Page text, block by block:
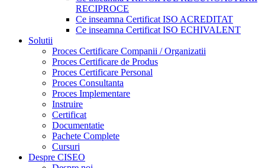
RECIPROCE
Ce inseamna Certificat ISO ACREDITAT
Ce inseamna Certificat ISO ECHIVALENT
Solutii
Proces Certificare Companii / Organizatii
Proces Certificare de Produs
Proces Certificare Personal
Proces Consultanta
Proces Implementare
Instruire
Certificat
Documentatie
Pachete Complete
Cursuri
Despre CISEO